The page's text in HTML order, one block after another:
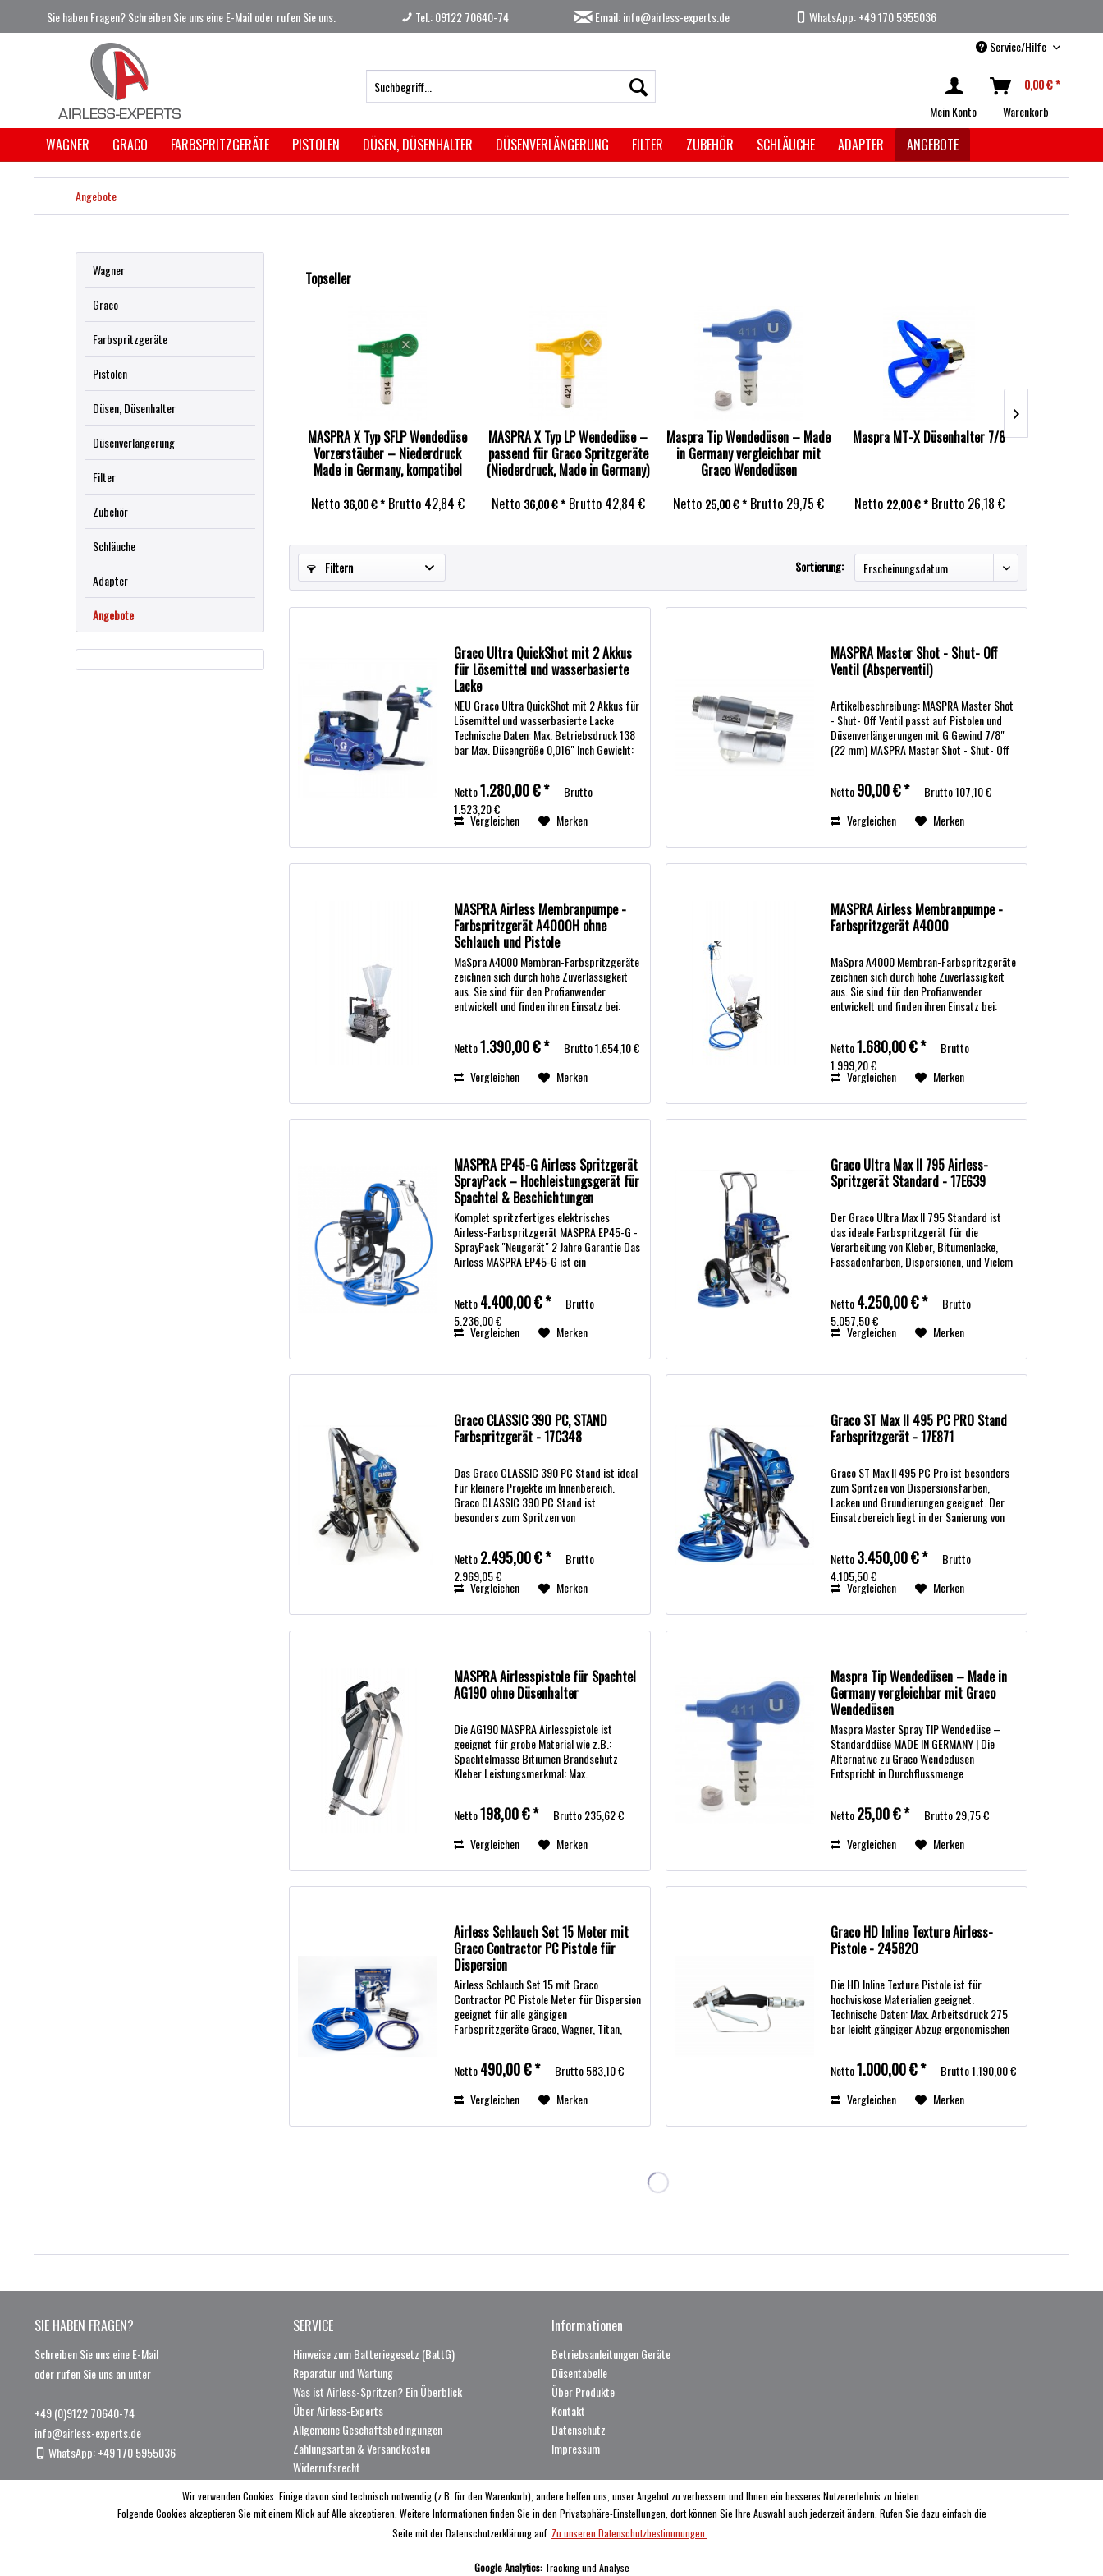
Sie haben Fragen? Schreiben Sie uns eine E-Mail oder rufen Sie uns. Tel.: 09122 70640-74 Email: info@airless-experts.de
WhatsApp: +49 170 5955036
Service/Hilfe
Mein Konto
0,00 € *
Warenkorb
WAGNER GRACO FARBSPRITZGERÄTE PISTOLEN DÜSEN, DÜSENHALTER DÜSENVERLÄNGERUNG FILTER ZUBEHÖR SCHLÄUCHE ADAPTER ANGEBOTE
Angebote
Wagner
Graco
Farbspritzgeräte
Pistolen
Düsen, Düsenhalter
Düsenverlängerung
Filter
Zubehör
Schläuche
Adapter
Angebote
Topseller
MASPRA X Typ SFLP Wendedüse
Vorzerstäuber – Niederdruck
Made in Germany, kompatibel
Netto 36,00 € * Brutto 42,84 €
MASPRA X Typ LP Wendedüse –
passend für Graco Spritzgeräte
(Niederdruck, Made in Germany)
Netto 36,00 € * Brutto 42,84 €
Maspra Tip Wendedüsen – Made
in Germany vergleichbar mit
Graco Wendedüsen
Netto 25,00 € * Brutto 29,75 €
Maspra MT-X Düsenhalter 7/8
Netto 22,00 € * Brutto 26,18 €
Filtern Sortierung:
Graco Ultra QuickShot mit 2 Akkus
für Lösemittel und wasserbasierte
Lacke
NEU Graco Ultra QuickShot mit 2 Akkus für
Lösemittel und wasserbasierte Lacke
Technische Daten: Max. Betriebsdruck 138
bar Max. Düsengröße 0,016" Inch Gewicht:
lösemittelhaltige Bautenlacke...
Netto1.280,00 € *
Brutto
1.523,20 €
Vergleichen Merken
MASPRA Master Shot - Shut- Off
Ventil (Absperventil)
Artikelbeschreibung: MASPRA Master Shot
- Shut- Off Ventil passt auf Pistolen und
Düsenverlängerungen mit G Gewind 7/8"
(22 mm) MASPRA Master Shot - Shut- Off
Arbeiten mit Düsenverlängerungen.
MASPRA...
Netto90,00 € * Brutto107,10 €
Vergleichen
Merken
MASPRA Airless Membranpumpe -
Farbspritzgerät A4000H ohne
Schlauch und Pistole
MaSpra A4000 Membran-Farbspritzgeräte
zeichnen sich durch hohe Zuverlässigkeit
aus. Sie sind für den Profianwender
entwickelt und finden ihren Einsatz bei:
Holzverarbeitern...
Netto1.390,00 € * Brutto1.654,10 €
Vergleichen
Merken
MASPRA Airless Membranpumpe -
Farbspritzgerät A4000
MaSpra A4000 Membran-Farbspritzgeräte
zeichnen sich durch hohe Zuverlässigkeit
aus. Sie sind für den Profianwender
entwickelt und finden ihren Einsatz bei:
Holzverarbeitern...
Netto1.680,00 € *
Brutto
1.999,20 €
Vergleichen Merken
MASPRA EP45-G Airless Spritzgerät
SprayPack – Hochleistungsgerät für
Spachtel & Beschichtungen
Komplet spritzfertiges elektrisches
Airless-Farbspritzgerät MASPRA EP45-G -
SprayPack "Neugerät" 2 Jahre Garantie Das
Airless MASPRA EP45-G ist ein
Netto4.400,00 € *
Brutto
5.236,00 €
Vergleichen Merken
Graco Ultra Max II 795 Airless-
Spritzgerät Standard - 17E639
Der Graco Ultra Max II 795 Standard ist
das ideale Farbspritzgerät für die
Verarbeitung von Kleber, Bitumenlacke,
Fassadenfarben, Dispersionen, und Vielem
0,033“...
Netto4.250,00 € *
Brutto
5.057,50 €
Vergleichen Merken
Graco CLASSIC 390 PC, STAND
Farbspritzgerät - 17C348
Das Graco CLASSIC 390 PC Stand ist ideal
für kleinere Projekte im Innenbereich.
Graco CLASSIC 390 PC Stand ist
besonders zum Spritzen von
Grundierung und Latexfarben geeignet. Für
die Bearbeitung...
Netto2.495,00 € *
Brutto
2.969,05 €
Vergleichen Merken
Graco ST Max II 495 PC PRO Stand
Farbspritzgerät - 17E871
Graco ST Max II 495 PC Pro ist besonders
zum Spritzen von Dispersionsfarben,
Lacken und Grundierungen geeignet. Der
Einsatzbereich liegt in der Sanierung von
Graco ST Max II 495 PC Pro wird...
Netto3.450,00 € *
Brutto
4.105,50 €
Vergleichen Merken
MASPRA Airlesspistole für Spachtel
AG190 ohne Düsenhalter
Die AG190 MASPRA Airlesspistole ist
geeignet für grobe Material wie z.B.:
Spachtelmasse Bitiumen Brandschutz
Kleber Leistungsmerkmal: Max.
Düsenhaltergewinde G-Gewinde 7/8"...
Netto198,00 € * Brutto235,62 €
Vergleichen
Merken
Maspra Tip Wendedüsen – Made in
Germany vergleichbar mit Graco
Wendedüsen
Maspra Master Spray TIP Wendedüse –
Standarddüse MADE IN GERMANY | Die
Alternative zu Graco Wendedüsen
Entspricht in Durchflussmenge
Spray TIP Wendedüse ist...
Netto25,00 € * Brutto29,75 €
Vergleichen
Merken
Airless Schlauch Set 15 Meter mit
Graco Contractor PC Pistole für
Dispersion
Airless Schlauch Set 15 mit Graco
Contractor PC Pistole Meter für Dispersion
geeignet für alle gängigen
Farbspritzgeräte Graco, Wagner, Titan,
Contractor-PC Airless Pistole...
Netto490,00 € * Brutto583,10 €
Vergleichen
Merken
Graco HD Inline Texture Airless-
Pistole - 245820
Die HD Inline Texture Pistole ist für
hochviskose Materialien geeignet.
Technische Daten: Max. Arbeitsdruck 275
bar leicht gängiger Abzug ergonomischen
Netto1.000,00 € * Brutto1.190,00 €
Vergleichen
Merken
SIE HABEN FRAGEN?
Schreiben Sie uns eine E-Mail
oder rufen Sie uns an unter
+49 (0)9122 70640-74
info@airless-experts.de
WhatsApp: +49 170 5955036
SERVICE
Hinweise zum Batteriegesetz (BattG)
Reparatur und Wartung
Was ist Airless-Spritzen? Ein Überblick
Über Airless-Experts
Allgemeine Geschäftsbedingungen
Zahlungsarten & Versandkosten
Widerrufsrecht
Informationen
Betriebsanleitungen Geräte
Düsentabelle
Über Produkte
Kontakt
Datenschutz
Impressum
Wir verwenden Cookies. Einige davon sind technisch notwendig (z.B. für den Warenkorb), andere helfen uns, unser Angebot zu verbessern und Ihnen ein besseres Nutzererlebnis zu bieten.
Folgende Cookies akzeptieren Sie mit einem Klick auf Alle akzeptieren. Weitere Informationen finden Sie in den Privatsphäre-Einstellungen, dort können Sie Ihre Auswahl auch jederzeit ändern. Rufen Sie dazu einfach die
Seite mit der Datenschutzerklärung auf. Zu unseren Datenschutzbestimmungen.
Google Analytics:Tracking und Analyse